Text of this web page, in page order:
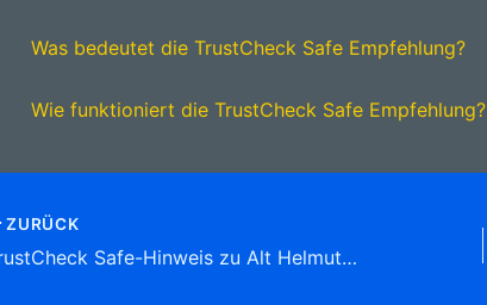
Was bedeutet die TrustCheck Safe Empfehlung?
Wie funktioniert die TrustCheck Safe Empfehlung?
ZURÜCK
TrustCheck Safe-Hinweis zu Alt Helmut KFZ-Sachverständiger , Hauptstr. 50, 66871 Körborn Tel: 06381 99 35 20 Autoreparaturen